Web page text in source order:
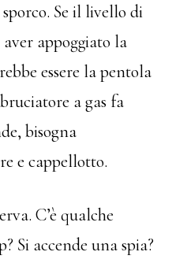
Se il livello di
appoggiato la
essere la pentola
a gas fa
bisogna
e cappellotto.
C’è qualche
Si accende una spia?